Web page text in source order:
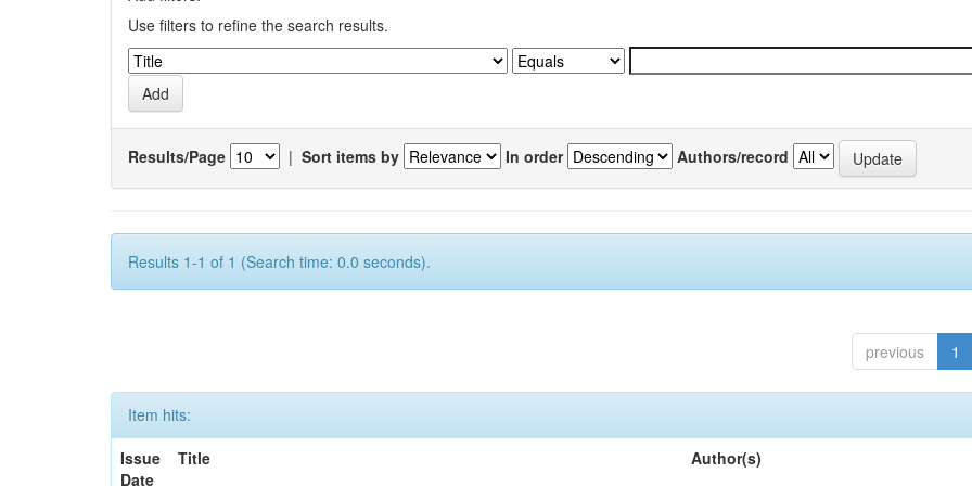
Use filters to refine the search results.
Results/Page | Sort items by In order Authors/record
Results 1-1 of 1 (Search time: 0.0 seconds).
previous 1
Item hits:
Issue
Date
Title Author(s)